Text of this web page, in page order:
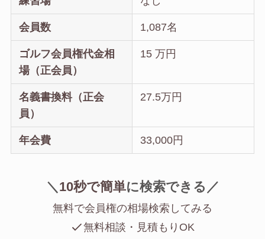
会員数 1,087名
ゴルフ会員権代金相
場（正会員）
15 万円
名義書換料（正会
員）
27.5万円
年会費 33,000円
＼ 10秒で簡単に検索できる／
無料で会員権の相場検索してみる
無料相談・見積もりOK